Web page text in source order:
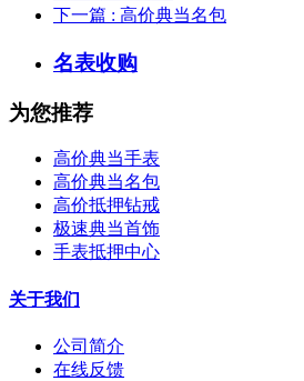
下一篇 : 高价典当名包
名表收购
为您推荐
高价典当手表
高价典当名包
高价抵押钻戒
极速典当首饰
手表抵押中心
关于我们
公司简介
在线反馈